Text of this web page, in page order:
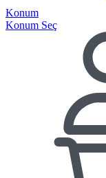
Konum
Konum Seç